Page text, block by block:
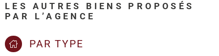
LES AUTRES BIENS PROPOSÉS
PAR L’AGENCE
PAR TYPE